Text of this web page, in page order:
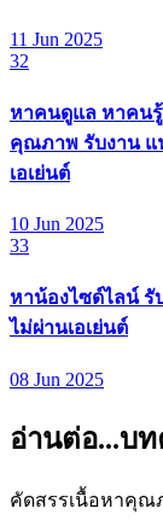
11 Jun 2025
32
หาคนดูแล หาคน
คุณภาพ รับงาน แฟ
เอเย่นต์
10 Jun 2025
33
หาน้องไซด์ไลน์ รั
ไม่ผ่านเอเย่นต์
08 Jun 2025
อ่านต่อ...บ
คัดสรรเนื้อหาคุณ